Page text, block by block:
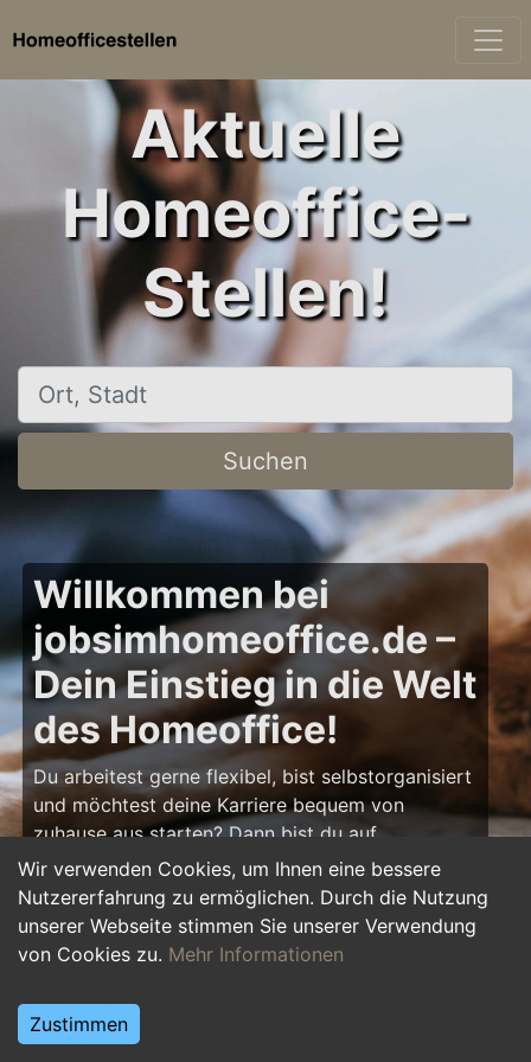
Wir verwenden Cookies, um Ihnen eine bessere
Nutzererfahrung zu ermöglichen. Durch die Nutzung
unserer Webseite stimmen Sie unserer Verwendung
von Cookies zu. Mehr Informationen
Zustimmen
Aktuelle
Homeoffice-
Stellen!
Ort, Stadt
Suchen
Willkommen bei
jobsimhomeoffice.de –
Dein Einstieg in die Welt
des Homeoffice!
Du arbeitest gerne flexibel, bist selbstorganisiert
und möchtest deine Karriere bequem von
zuhause aus starten? Dann bist du auf
jobsimhomeoffice.de genau richtig! Hier findest
du zahlreiche Ausbildungsplätze, Praktika und
Jobs, die komplett oder teilweise im Homeoffice
erledigt werden können – von IT über Marketing
Starte deine Karriere im Homeoffice und gestalte
deinen Arbeitsalltag nach deinen Vorstellungen!